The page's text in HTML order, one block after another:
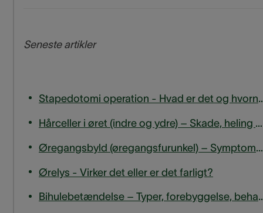
Seneste artikler
Stapedotomi operation
Hårceller i øret (indre og ydre) – Skade, heling og hørelse
Øregangsbyld (øregangsfurunkel) – Symptomer, årsager og behandling
Ørelys - Virker det eller er det farligt?
Bihulebetændelse –